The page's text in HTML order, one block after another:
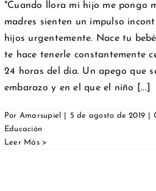
"Cuando llora mi hijo me pongo
madres sienten un impulso
hijos urgentemente. Nace tu
te hace tenerle constantemente
24 horas del día. Un apego que
embarazo y en el que el niño [...]
Por Amarsupiel 5 de agosto de 2019
Educación